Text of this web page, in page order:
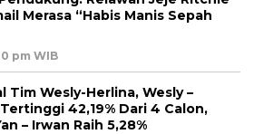
Merasa “Habis Manis Sepah
pm WIB
Tim Wesly-Herlina, Wesly –
42,19% Dari 4 Calon,
– Irwan Raih 5,28%